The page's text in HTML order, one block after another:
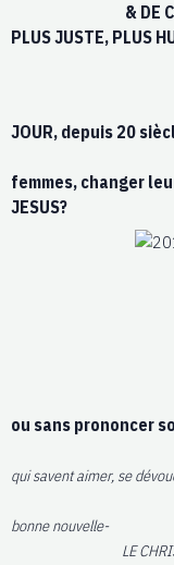
& DE
PLUS JUSTE, PLUS
SOYONS
JOUR, depuis 20
QUI N'AIT
femmes, changer
JESUS?
.../... A
ou sans prononcer
qui savent aimer, se
C'est
bonne nouvelle-
LE CHRIST NOUS